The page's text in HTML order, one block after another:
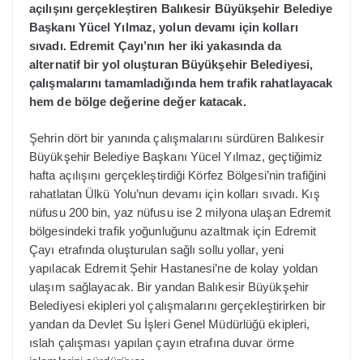
açılışını gerçekleştiren Balıkesir Büyükşehir Belediye
Başkanı Yücel Yılmaz, yolun devamı için kolları
sıvadı. Edremit Çayı’nın her iki yakasında da
alternatif bir yol oluşturan Büyükşehir Belediyesi,
çalışmalarını tamamladığında hem trafik rahatlayacak
hem de bölge değerine değer katacak.
Şehrin dört bir yanında çalışmalarını sürdüren Balıkesir
Büyükşehir Belediye Başkanı Yücel Yılmaz, geçtiğimiz
hafta açılışını gerçekleştirdiği Körfez Bölgesi’nin trafiğini
rahatlatan Ülkü Yolu’nun devamı için kolları sıvadı. Kış
nüfusu 200 bin, yaz nüfusu ise 2 milyona ulaşan Edremit
bölgesindeki trafik yoğunluğunu azaltmak için Edremit
Çayı etrafında oluşturulan sağlı sollu yollar, yeni
yapılacak Edremit Şehir Hastanesi’ne de kolay yoldan
ulaşım sağlayacak. Bir yandan Balıkesir Büyükşehir
Belediyesi ekipleri yol çalışmalarını gerçekleştirirken bir
yandan da Devlet Su İşleri Genel Müdürlüğü ekipleri,
ıslah çalışması yapılan çayın etrafına duvar örme